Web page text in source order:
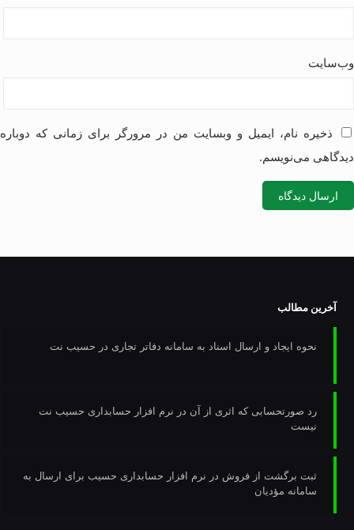
وب‌سایت
ذخیره نام، ایمیل و وبسایت من در مرورگر برای زمانی که دوباره
دیدگاهی می‌نویسم.
آخرین مطالب
نحوه ایجاد و ارسال اسناد به سامانه دفاتر تجاری در حسیب نت
رد صورتحسابی که اثری از آن در نرم افزار حسابداری حسیب نت
نیست
ثبت برگشت از فروش در نرم افزار حسابداری حسیب برای ارسال به
سامانه مؤدیان